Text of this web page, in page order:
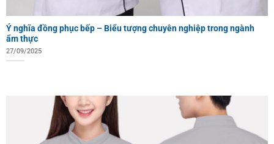
Ý nghĩa đồng phục bếp – Biểu tượng chuyên nghiệp trong ngành
ẩm thực
27/09/2025